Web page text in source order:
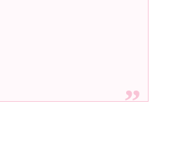
えた男の子www